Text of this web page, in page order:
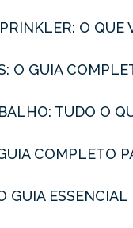
O
O GUIA
TUDO O
COMPLETO
GUIA